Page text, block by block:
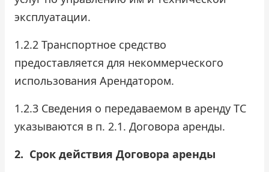
эксплуатации.
1.2.2 Транспортное средство
предоставляется для некоммерческого
использования Арендатором.
1.2.3 Сведения о передаваемом в аренду ТС
указываются в п. 2.1. Договора аренды.
2. Срок действия Договора аренды